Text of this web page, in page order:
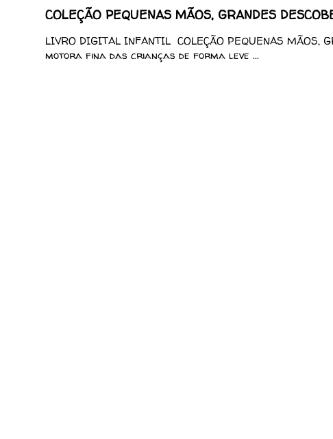
COLEÇÃO PEQUENAS MÃOS, GRANDES
LIVRO DIGITAL INFANTIL COLEÇÃO PEQUENAS MÃOS,
motora fina das crianças de forma leve ...